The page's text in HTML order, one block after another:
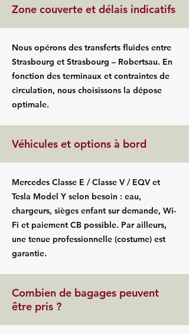
Zone couverte et délais indicatifs
Nous opérons des transferts fluides entre
Strasbourg et Strasbourg – Robertsau. En
fonction des terminaux et contraintes de
circulation, nous choisissons la dépose
optimale.
Véhicules et options à bord
Mercedes Classe E / Classe V / EQV et
Tesla Model Y selon besoin : eau,
chargeurs, sièges enfant sur demande, Wi-
Fi et paiement CB possible. Par ailleurs,
une tenue professionnelle (costume) est
garantie.
Combien de bagages peuvent
être pris ?